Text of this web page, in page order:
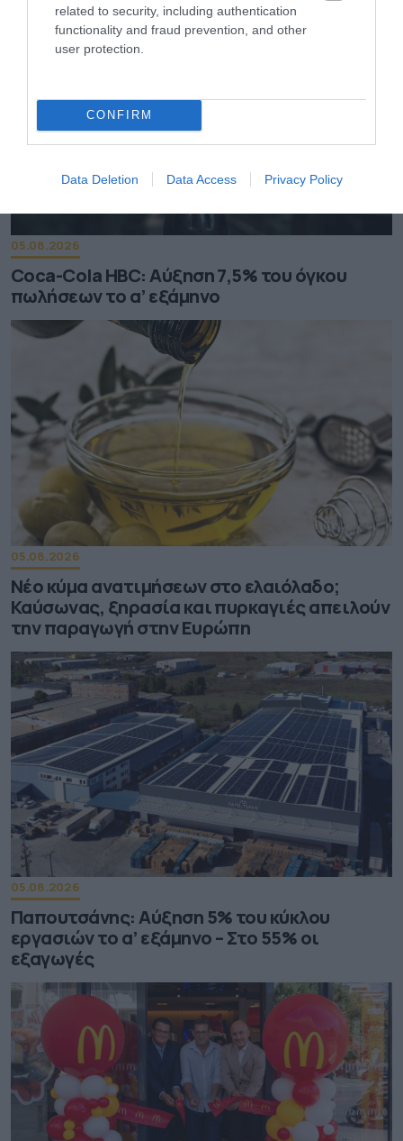
related to security, including authentication
functionality and fraud prevention, and other
user protection.
CONFIRM
Data Deletion Data Access Privacy Policy
05.08.2026
Coca-Cola HBC: Aύξηση 7,5% του όγκου
πωλήσεων το α’ εξάμηνο
05.08.2026
Νέο κύμα ανατιμήσεων στο ελαιόλαδο;
Καύσωνας, ξηρασία και πυρκαγιές απειλούν
την παραγωγή στην Ευρώπη
05.08.2026
Παπουτσάνης: Αύξηση 5% του κύκλου
εργασιών το α’ εξάμηνο – Στο 55% οι
εξαγωγές